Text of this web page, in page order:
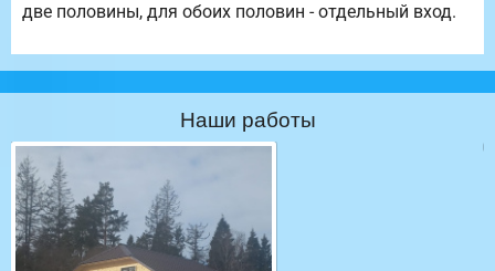
две половины, для обоих половин - отдельный вход.
Наши работы